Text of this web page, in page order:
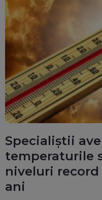
Specialiștii
temperaturile
niveluri
ani